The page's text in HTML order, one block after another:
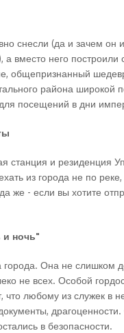
снесли (да и зачем он
а вместо него построили
общепризнанный
района широкой
посещений в дни
станция и резиденция
из города не по реке,
же - если вы хотите
и ночь"
города. Она не слишком
не всех. Особой
что любому из служек в
в безопасности.